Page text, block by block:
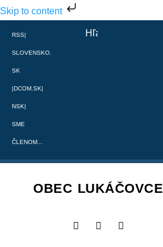
Skip to content
RSS|
SLOVENSKO.
SK
|DCOM.SK|
NSK|
SME
ČLENOM...
OBEC LUKÁČOVCE